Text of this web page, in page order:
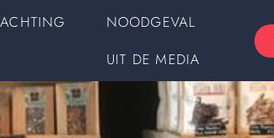
NOODGEVAL
UIT DE MEDIA